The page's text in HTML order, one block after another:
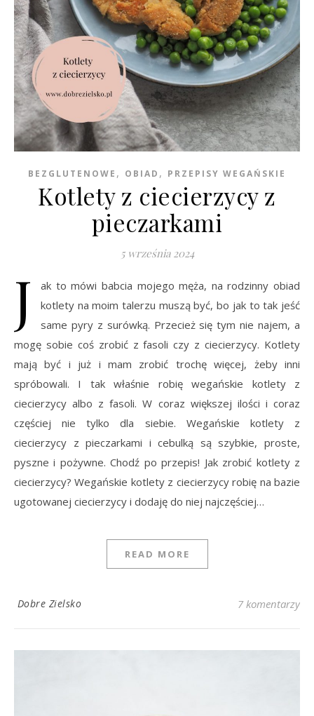
BEZGLUTENOWE , OBIAD , PRZEPISY WEGAŃSKIE
Kotlety z ciecierzycy z
pieczarkami
5 września 2024
J
ak to mówi babcia mojego męża, na rodzinny obiad
kotlety na moim talerzu muszą być, bo jak to tak jeść
same pyry z surówką. Przecież się tym nie najem, a
mogę sobie coś zrobić z fasoli czy z ciecierzycy. Kotlety
mają być i już i mam zrobić trochę więcej, żeby inni
spróbowali. I tak właśnie robię wegańskie kotlety z
ciecierzycy albo z fasoli. W coraz większej ilości i coraz
częściej nie tylko dla siebie. Wegańskie kotlety z
ciecierzycy z pieczarkami i cebulką są szybkie, proste,
pyszne i pożywne. Chodź po przepis! Jak zrobić kotlety z
ciecierzycy? Wegańskie kotlety z ciecierzycy robię na bazie
ugotowanej ciecierzycy i dodaję do niej najczęściej…
READ MORE
Dobre Zielsko 7 komentarzy